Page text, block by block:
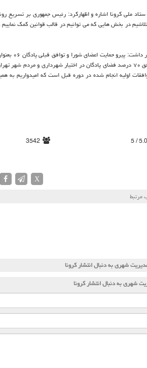
کرونا اشاره و اظهارکرد: رئیس جمهوری بر تسریع
در بخش هایی که می توانیم در قالب قوانین کمک نماییم
وی از توافق برای در
ترین پادگان سطح شهر تهران فردا مبحث آن در شورایعالی شهرسازی مطرح خواهد شد. برابر توافق ۷۰ درصد فضای پادگان در
اولیه انجام شده در دوره قبل است که امیدواریم به
5.0
/ 5
3542
X
مرتبط
شهری به دنبال انتشار كرونا
شهری به دنبال انتشار كرونا